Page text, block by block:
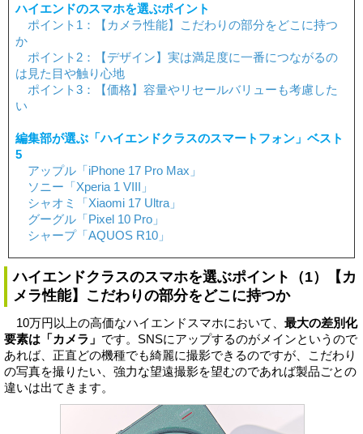
ハイエンドのスマホを選ぶポイント
ポイント1：【カメラ性能】こだわりの部分をどこに持つ
か
ポイント2：【デザイン】実は満足度に一番につながるの
は見た目や触り心地
ポイント3：【価格】容量やリセールバリューも考慮した
い
編集部が選ぶ「ハイエンドクラスのスマートフォン」ベスト
5
アップル「iPhone 17 Pro Max」
ソニー「Xperia 1 VIII」
シャオミ「Xiaomi 17 Ultra」
グーグル「Pixel 10 Pro」
シャープ「AQUOS R10」
ハイエンドクラスのスマホを選ぶポイント（1）【カ
メラ性能】こだわりの部分をどこに持つか
10万円以上の高価なハイエンドスマホにおいて、 最大の差別化
要素は「カメラ」 です。SNSにアップするのがメインというので
あれば、正直どの機種でも綺麗に撮影できるのですが、こだわり
の写真を撮りたい、強力な望遠撮影を望むのであれば製品ごとの
違いは出てきます。